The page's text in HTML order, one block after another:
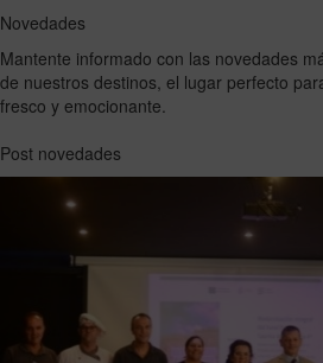
Novedades
Mantente informado con las novedades
de nuestros destinos, el lugar perfecto
fresco y emocionante.
Post novedades